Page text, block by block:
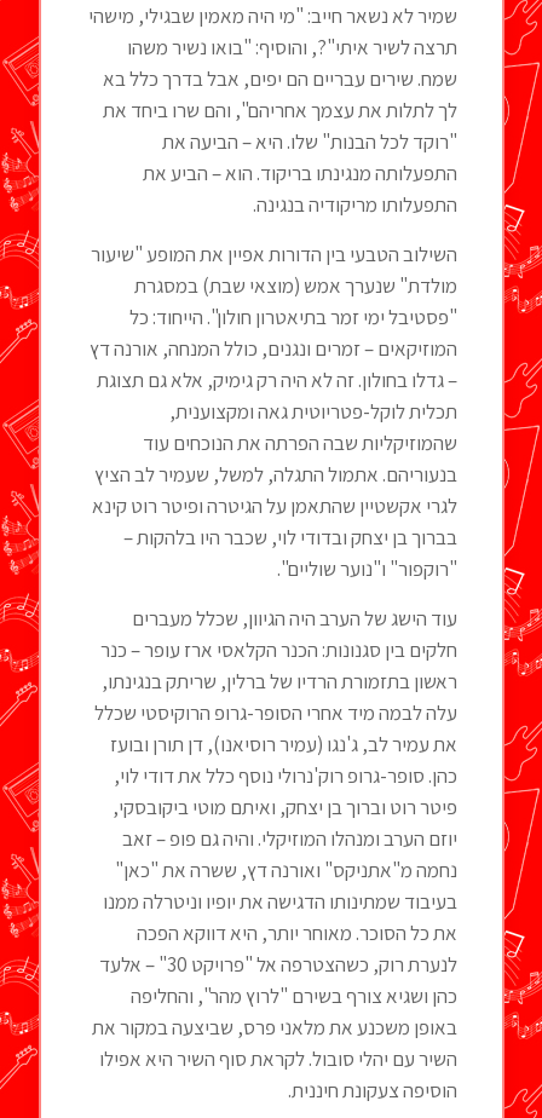
שמיר לא נשאר חייב: "מי היה מאמין שבגילי, מישהי
תרצה לשיר איתי"?, והוסיף: "בואו נשיר משהו
שמח. שירים עבריים הם יפים, אבל בדרך כלל בא
לך לתלות את עצמך אחריהם", והם שרו ביחד את
"רוקד לכל הבנות" שלו. היא – הביעה את
התפעלותה מנגינתו בריקוד. הוא – הביע את
התפעלותו מריקודיה בנגינה.
השילוב הטבעי בין הדורות אפיין את המופע "שיעור
מולדת" שנערך אמש (מוצאי שבת) במסגרת
"פסטיבל ימי זמר בתיאטרון חולון". הייחוד: כל
המוזיקאים – זמרים ונגנים, כולל המנחה, אורנה דץ
– גדלו בחולון. זה לא היה רק גימיק, אלא גם תצוגת
תכלית לוקל-פטריוטית גאה ומקצוענית,
שהמוזיקליות שבה הפרתה את הנוכחים עוד
בנעוריהם. אתמול התגלה, למשל, שעמיר לב הציץ
לגרי אקשטיין שהתאמן על הגיטרה ופיטר רוט קינא
בברוך בן יצחק ובדודי לוי, שכבר היו בלהקות –
"רוקפור" ו"נוער שוליים".
עוד הישג של הערב היה הגיוון, שכלל מעברים
חלקים בין סגנונות: הכנר הקלאסי ארז עופר – כנר
ראשון בתזמורת הרדיו של ברלין, שריתק בנגינתו,
עלה לבמה מיד אחרי הסופר-גרופ הרוקיסטי שכלל
את עמיר לב, ג'נגו (עמיר רוסיאנו), דן תורן ובועז
כהן. סופר-גרופ רוק'נרולי נוסף כלל את דודי לוי,
פיטר רוט וברוך בן יצחק, ואיתם מוטי ביקובסקי,
יוזם הערב ומנהלו המוזיקלי. והיה גם פופ – זאב
נחמה מ"אתניקס" ואורנה דץ, ששרה את "כאן"
בעיבוד שמתינותו הדגישה את יופיו וניטרלה ממנו
את כל הסוכר. מאוחר יותר, היא דווקא הפכה
לנערת רוק, כשהצטרפה אל "פרויקט 30" – אלעד
כהן ושגיא צורף בשירם "לרוץ מהר", והחליפה
באופן משכנע את מלאני פרס, שביצעה במקור את
השיר עם יהלי סובול. לקראת סוף השיר היא אפילו
הוסיפה צעקונת חיננית.